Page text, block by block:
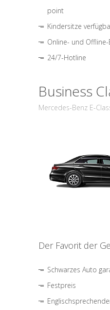
point
Kindersitze
Online- und Offline-
24/7-Hotline
Business
Mercedes-Benz E-
Der Favorit der
Schwarzes Auto
Festpreis